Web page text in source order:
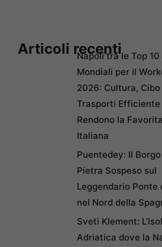
Articoli recenti
Napoli tra le Top
Mondiali per il
2026: Cultura, Cibo
Trasporti Efficiente
Rendono la Favorita
Italiana
Puentedey: Il
Pietra Sospeso sul
Leggendario Ponte
nel Nord della
Sveti Klement:
Adriatica dove la